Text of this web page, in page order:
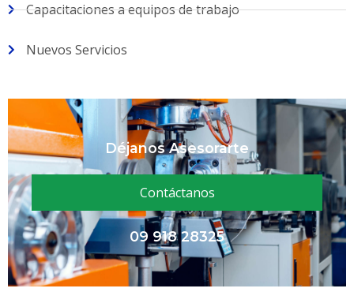
Capacitaciones a equipos de trabajo
Nuevos Servicios
Déjanos Asesorarte
Contáctanos
09 918 28325